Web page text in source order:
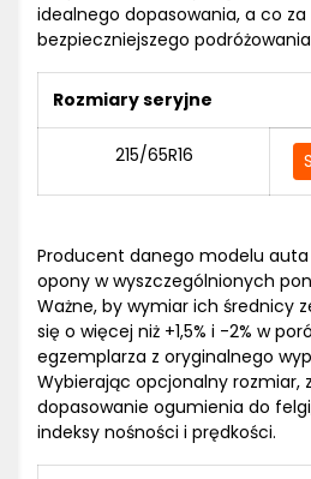
idealnego dopasowania, a co
bezpieczniejszego
Rozmiary seryjne
215/65R16
Producent danego modelu
opony w wyszczególnionych
Ważne, by wymiar ich średnicy
się o więcej niż +1,5% i -2% w
egzemplarza z oryginalnego
Wybierając opcjonalny rozmiar,
dopasowanie ogumienia do
indeksy nośności i prędkości.